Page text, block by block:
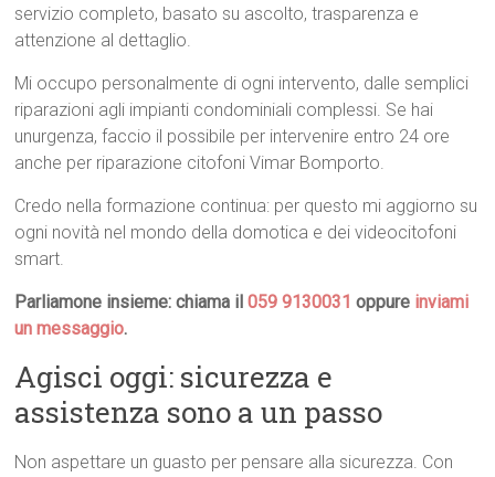
servizio completo, basato su ascolto, trasparenza e
attenzione al dettaglio.
Mi occupo personalmente di ogni intervento, dalle semplici
riparazioni agli impianti condominiali complessi. Se hai
unurgenza, faccio il possibile per intervenire entro 24 ore
anche per riparazione citofoni Vimar Bomporto.
Credo nella formazione continua: per questo mi aggiorno su
ogni novità nel mondo della domotica e dei videocitofoni
smart.
Parliamone insieme: chiama il059 9130031 oppure inviami
un messaggio.
Agisci oggi: sicurezza e
assistenza sono a un passo
Non aspettare un guasto per pensare alla sicurezza. Con